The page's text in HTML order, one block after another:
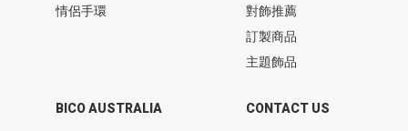
情侶手環
BICO AUSTRALIA
對飾推薦
訂製商品
主題飾品
CONTACT US